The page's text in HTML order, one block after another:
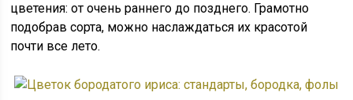
цветения: от очень раннего до позднего. Грамотно
подобрав сорта, можно наслаждаться их красотой
почти все лето.